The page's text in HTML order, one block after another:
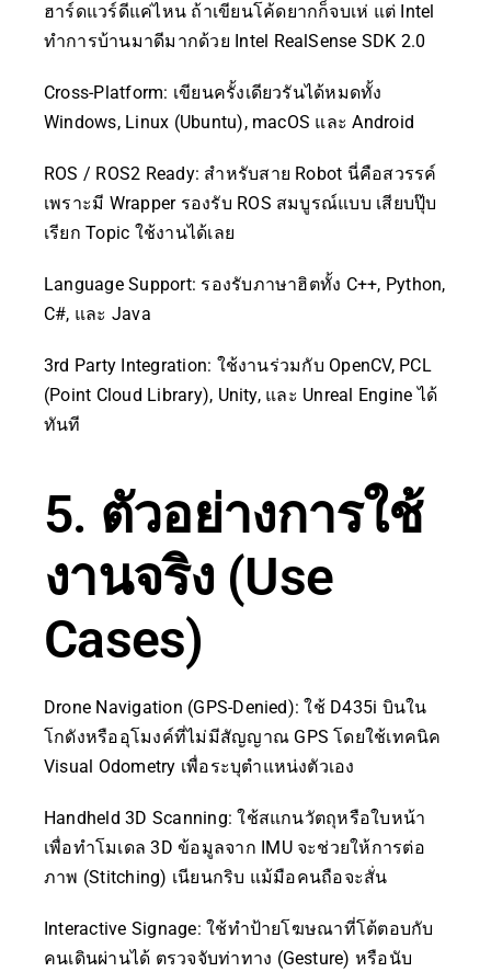
ฮาร์ดแวร์ดีแค่ไหน ถ้าเขียนโค้ดยากก็จบเห่ แต่ Intel
ทำการบ้านมาดีมากด้วย Intel RealSense SDK 2.0
Cross-Platform: เขียนครั้งเดียวรันได้หมดทั้ง
Windows, Linux (Ubuntu), macOS และ Android
ROS / ROS2 Ready: สำหรับสาย Robot นี่คือสวรรค์
เพราะมี Wrapper รองรับ ROS สมบูรณ์แบบ เสียบปุ๊บ
เรียก Topic ใช้งานได้เลย
Language Support: รองรับภาษาฮิตทั้ง C++, Python,
C#, และ Java
3rd Party Integration: ใช้งานร่วมกับ OpenCV, PCL
(Point Cloud Library), Unity, และ Unreal Engine ได้
ทันที
5. ตัวอย่างการใช้
งานจริง (Use
Cases)
Drone Navigation (GPS-Denied): ใช้ D435i บินใน
โกดังหรืออุโมงค์ที่ไม่มีสัญญาณ GPS โดยใช้เทคนิค
Visual Odometry เพื่อระบุตำแหน่งตัวเอง
Handheld 3D Scanning: ใช้สแกนวัตถุหรือใบหน้า
เพื่อทำโมเดล 3D ข้อมูลจาก IMU จะช่วยให้การต่อ
ภาพ (Stitching) เนียนกริบ แม้มือคนถือจะสั่น
Interactive Signage: ใช้ทำป้ายโฆษณาที่โต้ตอบกับ
คนเดินผ่านได้ ตรวจจับท่าทาง (Gesture) หรือนับ